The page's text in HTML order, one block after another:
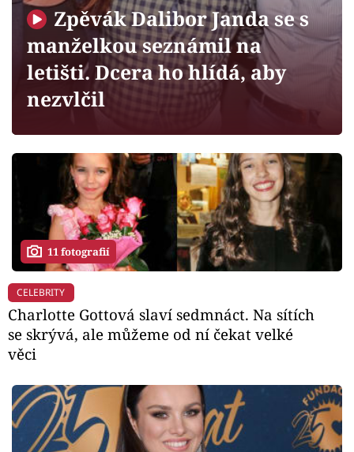
Sledujte prima+
Filmový festival Karlovy Vary
Mámy sobě
Přihlášení
Sledujte nás
Zpěvák Dalibor Janda se s
manželkou seznámil na
letišti. Dcera ho hlídá, aby
nezvlčil
11 fotografií
CELEBRITY
Charlotte Gottová slaví sedmnáct. Na sítích
se skrývá, ale můžeme od ní čekat velké
věci